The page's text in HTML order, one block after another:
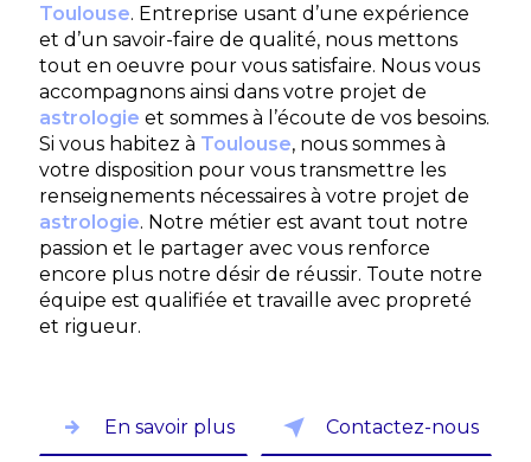
Toulouse. Entreprise usant d’une expérience
et d’un savoir-faire de qualité, nous mettons
tout en oeuvre pour vous satisfaire. Nous vous
accompagnons ainsi dans votre projet de
astrologie et sommes à l’écoute de vos besoins.
Si vous habitez à Toulouse, nous sommes à
votre disposition pour vous transmettre les
renseignements nécessaires à votre projet de
astrologie. Notre métier est avant tout notre
passion et le partager avec vous renforce
encore plus notre désir de réussir. Toute notre
équipe est qualifiée et travaille avec propreté
et rigueur.
En savoir plus Contactez-nous